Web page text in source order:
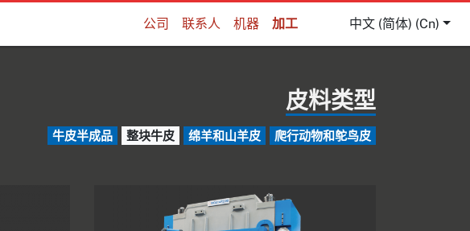
公司 联系人 机器 加工 中文 (简体) (cn)
皮料类型
牛皮半成品 整块牛皮 绵羊和山羊皮 爬行动物和鸵鸟皮